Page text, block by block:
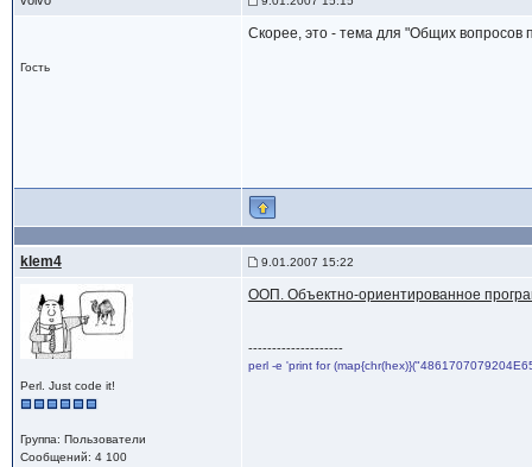
Гость
Скорее, это - тема для "Общих вопросов
klem4 9.01.2007 15:22
Perl. Just code it!
Группа: Пользователи
Сообщений: 4 100
ООП. Объектно-ориентированное
--------------------
perl -e 'print for